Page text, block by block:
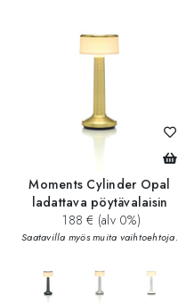
Moments Cylinder Opal
ladattava pöytävalaisin
188 € (alv 0%)
Saatavilla myös muita vaihtoehtoja.